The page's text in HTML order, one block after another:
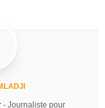
- Journaliste pour